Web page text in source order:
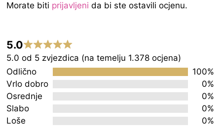
Morate biti prijavljeni da bi ste ostavili ocjenu.
5.0
Rated
5.0
out
of
5.0 od 5 zvjezdica (na temelju 1.378 ocjena)
Odlično
100%
Vrlo dobro
0%
Osrednje
0%
Slabo
0%
Loše
0%